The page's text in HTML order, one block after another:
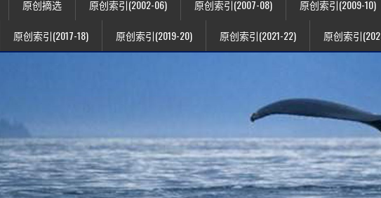
原创摘选 原创索引(2002-06) 原创索引(2007-08) 原创索引(2009-10)
原创索引(2017-18) 原创索引(2019-20) 原创索引(2021-22) 原创索引